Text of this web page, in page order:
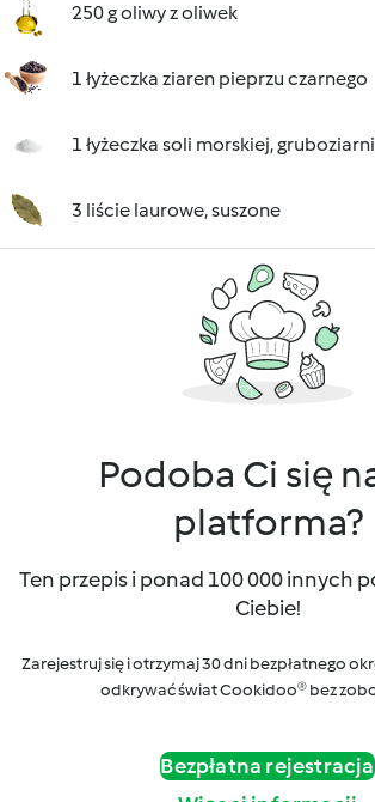
250 g oliwy z oliwek
1 łyżeczka ziaren pieprzu czarnego
1 łyżeczka soli morskiej,
3 liście laurowe, suszone
Podoba Ci się
platforma?
Ten przepis i ponad 100 000 innych
Ciebie!
Zarejestruj się i otrzymaj 30 dni bezpłatnego
odkrywać świat Cookidoo® bez
Bezpłatna rejestracja